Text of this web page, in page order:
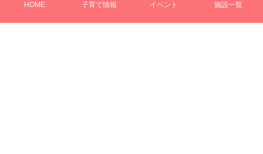
HOME 子育て情報 イベント 施設一覧